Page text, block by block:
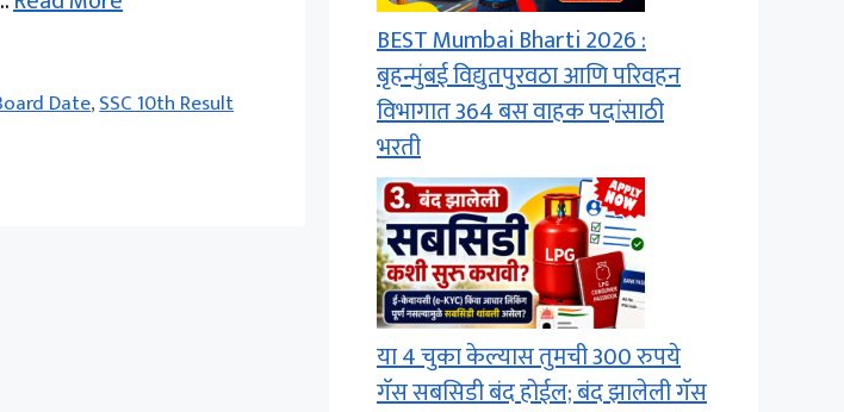
Date,SSC 10th Result
BEST Mumbai Bharti 2026 :
बृहन्मुंबई विद्युतपुरवठा आणि परिवहन
विभागात 364 बस वाहक पदांसाठी
भरती
या 4 चुका केल्यास तुमची 300 रुपये
गॅस सबसिडी बंद होईल; बंद झालेली गॅस